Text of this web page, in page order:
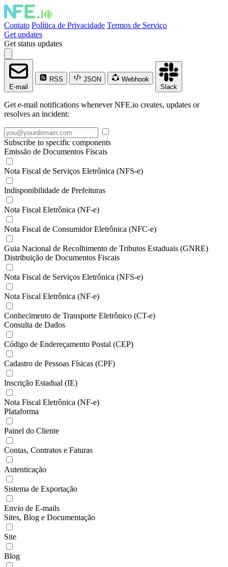
Contato Política de Privacidade Termos de Serviço
Get updates
Get status updates
E-mail
RSS JSON
Webhook
Slack
Get e-mail notifications whenever NFE.io creates, updates or
resolves an incident:
Subscribe to specific components
Emissão de Documentos Fiscais
Nota Fiscal de Serviços Eletrônica (NFS-e)
Indisponibilidade de Prefeituras
Nota Fiscal Eletrônica (NF-e)
Nota Fiscal de Consumidor Eletrônica (NFC-e)
Guia Nacional de Recolhimento de Tributos Estaduais (GNRE)
Distribuição de Documentos Fiscais
Nota Fiscal de Serviços Eletrônica (NFS-e)
Nota Fiscal Eletrônica (NF-e)
Conhecimento de Transporte Eletrônico (CT-e)
Consulta de Dados
Código de Endereçamento Postal (CEP)
Cadastro de Pessoas Físicas (CPF)
Inscrição Estadual (IE)
Nota Fiscal Eletrônica (NF-e)
Plataforma
Painel do Cliente
Contas, Contratos e Faturas
Autenticação
Sistema de Exportação
Envio de E-mails
Sites, Blog e Documentação
Site
Blog